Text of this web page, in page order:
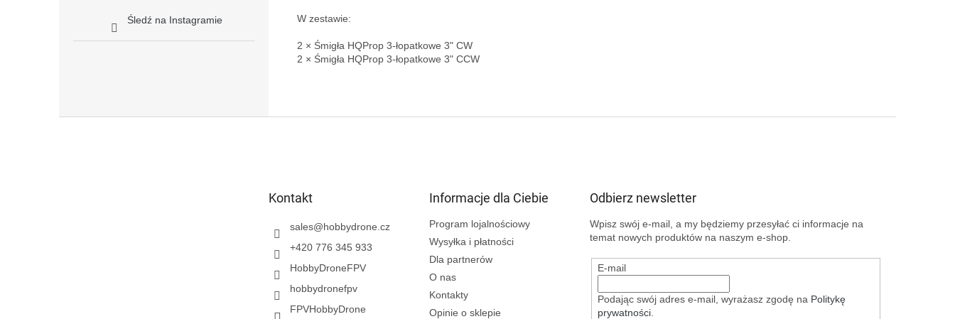
Śledź na Instagramie W zestawie:
2 × Śmigła HQProp 3-łopatkowe 3" CW
2 × Śmigła HQProp 3-łopatkowe 3" CCW
Kontakt
sales@hobbydrone.cz
+420 776 345 933
HobbyDroneFPV
hobbydronefpv
FPVHobbyDrone
Informacje dla Ciebie
Program lojalnościowy
Wysyłka i płatności
Dla partnerów
O nas
Kontakty
Opinie o sklepie
Odbierz newsletter
Wpisz swój e-mail, a my będziemy przesyłać ci informacje na
temat nowych produktów na naszym e-shop.
E-mail
Podając swój adres e-mail, wyrażasz zgodę na Politykę
prywatności.